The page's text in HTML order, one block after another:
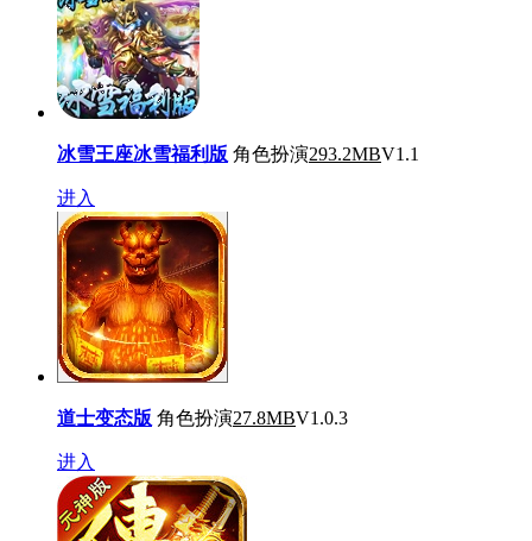
冰雪王座冰雪福利版 角色扮演293.2MBV1.1
进入
道士变态版 角色扮演27.8MBV1.0.3
进入